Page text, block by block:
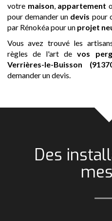
votre maison, appartement
pour demander un devis pour
par Rénokéa pour un projet
Vous avez trouvé les
règles de l'art devos
Verrières-le-Buisson
demander un devis.
Des